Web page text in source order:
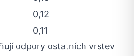
0,12
0,11
odpory ostatních vrstev